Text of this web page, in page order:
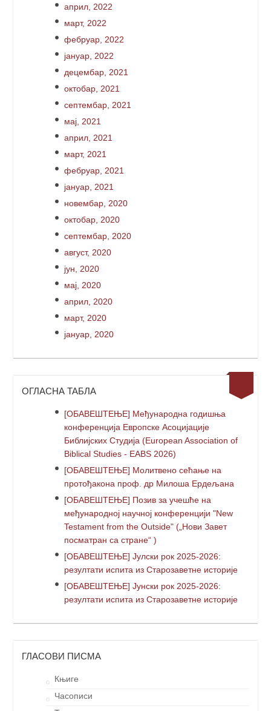
април, 2022
март, 2022
фебруар, 2022
јануар, 2022
децембар, 2021
октобар, 2021
септембар, 2021
мај, 2021
април, 2021
март, 2021
фебруар, 2021
јануар, 2021
новембар, 2020
октобар, 2020
септембар, 2020
август, 2020
јун, 2020
мај, 2020
април, 2020
март, 2020
јануар, 2020
ОГЛАСНА ТАБЛА
[ОБАВЕШТЕЊЕ] Међународна годишња
конференција Европске Асоцијације
Библијских Студија (European Association of
Biblical Studies - EABS 2026)
[ОБАВЕШТЕЊЕ] Молитвено сећање на
протођакона проф. др Милоша Ердељана
[ОБАВЕШТЕЊЕ] Позив за учешће на
међународној научној конференцији "New
Testament from the Outside" („Нови Завет
посматран са стране“ )
[ОБАВЕШТЕЊЕ] Јулски рок 2025-2026:
резултати испита из Старозаветне историје
[ОБАВЕШТЕЊЕ] Јунски рок 2025-2026:
резултати испита из Старозаветне историје
ГЛАСОВИ ПИСМА
Књиге
Часописи